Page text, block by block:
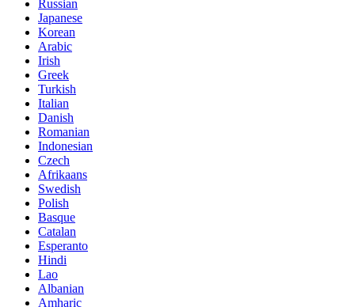
Russian
Japanese
Korean
Arabic
Irish
Greek
Turkish
Italian
Danish
Romanian
Indonesian
Czech
Afrikaans
Swedish
Polish
Basque
Catalan
Esperanto
Hindi
Lao
Albanian
Amharic